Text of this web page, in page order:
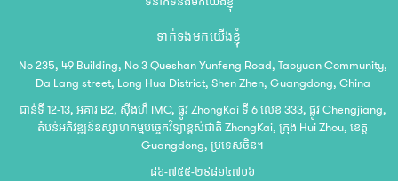
ទាក់ទងមកយើងខ្ញុំ
No 235, 49 Building, No 3 Queshan Yunfeng Road, Taoyuan Community,
Da Lang street, Long Hua District, Shen Zhen, Guangdong, China
ជាន់ទី 12-13, អគារ B2, ស៊ីងហឺ IMC, ផ្លូវ ZhongKai ទី 6 លេខ 333, ផ្លូវ Chengjiang,
តំបន់អភិវឌ្ឍន៍ឧស្សាហកម្មបច្ចេកវិទ្យាខ្ពស់ជាតិ ZhongKai, ក្រុង Hui Zhou, ខេត្ត
Guangdong, ប្រទេសចិន។
៨៦-៧៥៥-២៩៨១៤៧០៦